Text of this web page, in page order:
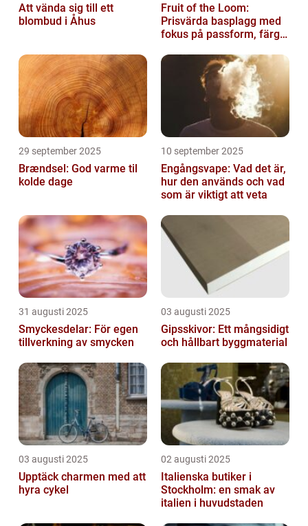
Att vända sig till ett
blombud i Åhus
Fruit of the Loom:
Prisvärda basplagg med
fokus på passform, färg
29 september 2025
Brændsel: God varme til
kolde dage
10 september 2025
Engångsvape: Vad det är,
hur den används och vad
som är viktigt att veta
31 augusti 2025
Smyckesdelar: För egen
tillverkning av smycken
03 augusti 2025
Gipsskivor: Ett mångsidigt
och hållbart byggmaterial
03 augusti 2025
Upptäck charmen med att
hyra cykel
02 augusti 2025
Italienska butiker i
Stockholm: en smak av
italien i huvudstaden